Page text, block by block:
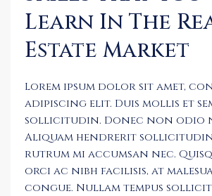
Learn In The
Estate Market
Lorem ipsum dolor sit amet,
adipiscing elit. Duis mollis et
sollicitudin. Donec non odio
Aliquam hendrerit sollicitudin
rutrum mi accumsan nec.
orci ac nibh facilisis, at
congue. Nullam tempus